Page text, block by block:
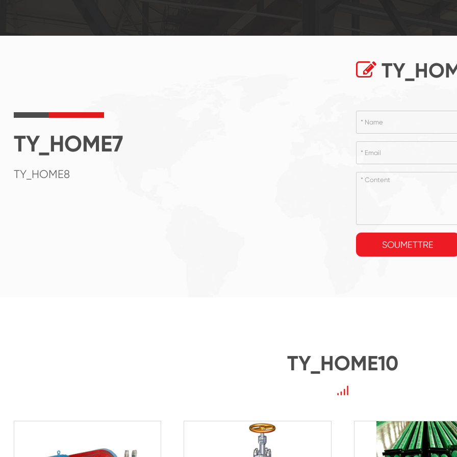
TY_HOME7
TY_HOME8
SOUMETTRE
TY_HOME10